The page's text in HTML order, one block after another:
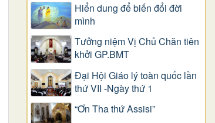
Hiển dung để biến đổi đời
mình
Tưởng niệm Vị Chủ Chăn tiên
khởi GP.BMT
Đại Hội Giáo lý toàn quốc lần
thứ VII -Ngày thứ 1
“Ơn Tha thứ Assisi”